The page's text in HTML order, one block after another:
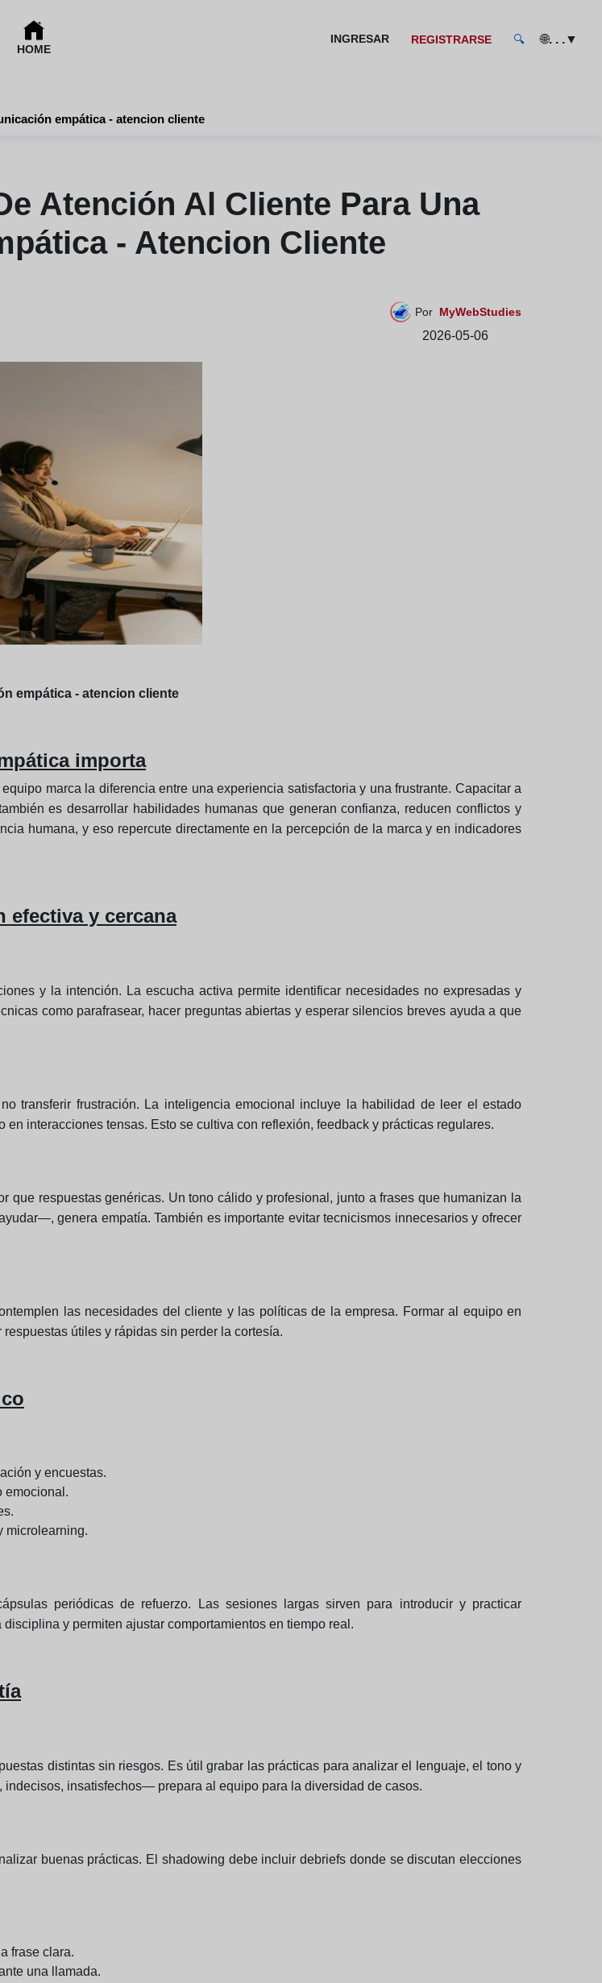
HOME
INGRESAR REGISTRARSE 🔍 🌐. . .▼
empática - atencion cliente
Atención Al Cliente Para Una
- Atencion Cliente
Por MyWebStudies
2026-05-06
empática - atencion cliente
importa
marca la diferencia entre una experiencia satisfactoria y una frustrante. Capacitar a
es desarrollar habilidades humanas que generan confianza, reducen conflictos y
humana, y eso repercute directamente en la percepción de la marca y en indicadores
efectiva y cercana
y la intención. La escucha activa permite identificar necesidades no expresadas y
como parafrasear, hacer preguntas abiertas y esperar silencios breves ayuda a que
transferir frustración. La inteligencia emocional incluye la habilidad de leer el estado
interacciones tensas. Esto se cultiva con reflexión, feedback y prácticas regulares.
que respuestas genéricas. Un tono cálido y profesional, junto a frases que humanizan la
genera empatía. También es importante evitar tecnicismos innecesarios y ofrecer
las necesidades del cliente y las políticas de la empresa. Formar al equipo en
útiles y rápidas sin perder la cortesía.
y encuestas.
emocional.
microlearning.
periódicas de refuerzo. Las sesiones largas sirven para introducir y practicar
y permiten ajustar comportamientos en tiempo real.
distintas sin riesgos. Es útil grabar las prácticas para analizar el lenguaje, el tono y
insatisfechos— prepara al equipo para la diversidad de casos.
buenas prácticas. El shadowing debe incluir debriefs donde se discutan elecciones
frase clara.
una llamada.